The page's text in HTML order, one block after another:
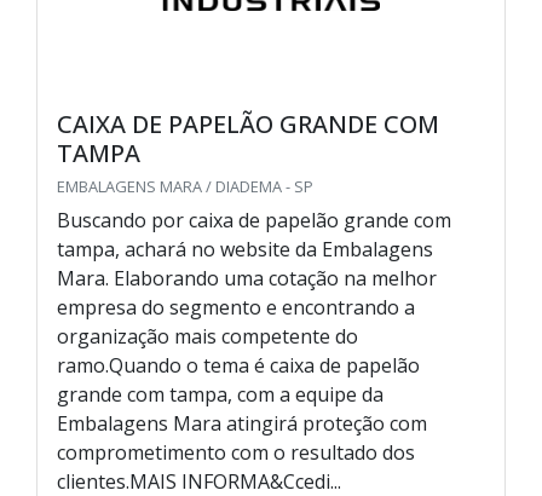
CAIXA DE PAPELÃO GRANDE COM
TAMPA
EMBALAGENS MARA / DIADEMA - SP
Buscando por caixa de papelão grande com
tampa, achará no website da Embalagens
Mara. Elaborando uma cotação na melhor
empresa do segmento e encontrando a
organização mais competente do
ramo.Quando o tema é caixa de papelão
grande com tampa, com a equipe da
Embalagens Mara atingirá proteção com
comprometimento com o resultado dos
clientes.MAIS INFORMA&Ccedi...